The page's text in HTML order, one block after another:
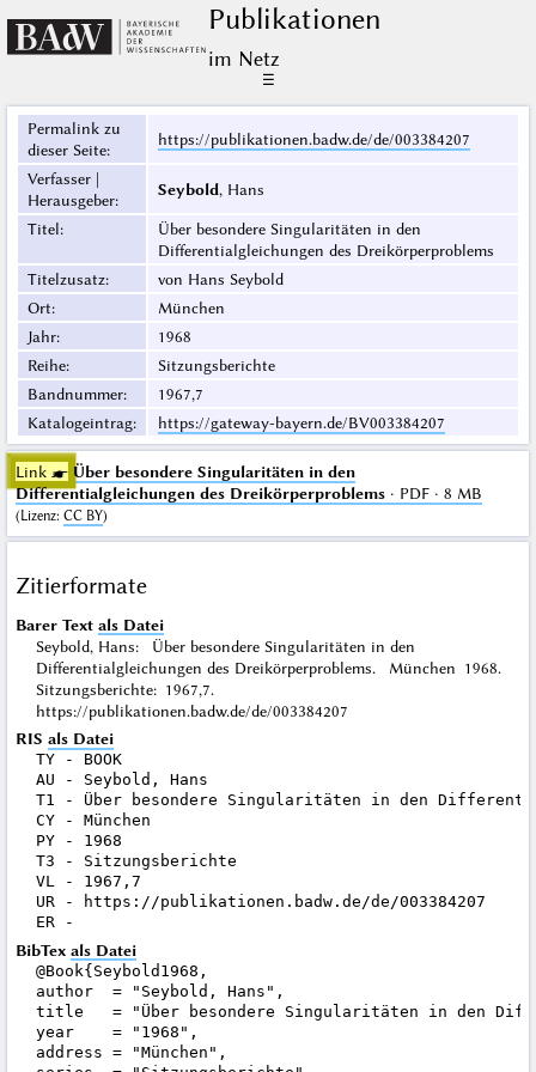
Publikationen
im Netz
☰
Permalink zu
dieser Seite:
https://publikationen.badw.de/de/003384207
Verfasser |
Herausgeber:
Seybold, Hans
Titel:
Über besondere Singularitäten in den
Differentialgleichungen des Dreikörperproblems
Titelzusatz:
von Hans Seybold
Ort:
München
Jahr:
1968
Reihe:
Sitzungsberichte
Bandnummer:
1967,7
Katalogeintrag: https://gateway-bayern.de/BV003384207
Link ☛ Über besondere Singularitäten in den
Differentialgleichungen des Dreikörperproblems· PDF · 8 MB
(Lizenz: CC BY)
Zitierformate
Barer Text als Datei
Seybold, Hans: Über besondere Singularitäten in den
Differentialgleichungen des Dreikörperproblems. München 1968.
Sitzungsberichte: 1967,7.
https://publikationen.badw.de/de/003384207
RIS als Datei
TY - BOOK
AU - Seybold, Hans
T1 - Über besondere Singularitäten in den
CY - München
PY - 1968
T3 - Sitzungsberichte
VL - 1967,7
UR - https://publikationen.badw.de/de/003384207
BibTex als Datei
@Book{Seybold1968,
author  = "Seybold, Hans",
title   = "Über besondere Singularitäten in den
year    = "1968",
address = "München",